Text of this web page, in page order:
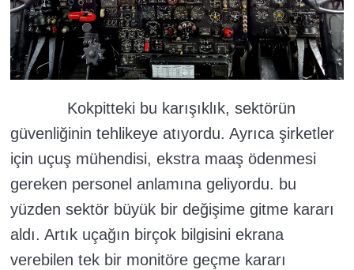
Kokpitteki bu karışıklık, sektörün
güvenliğinin tehlikeye atıyordu. Ayrıca şirketler
için uçuş mühendisi, ekstra maaş ödenmesi
gereken personel anlamına geliyordu. bu
yüzden sektör büyük bir değişime gitme kararı
aldı. Artık uçağın birçok bilgisini ekrana
verebilen tek bir monitöre geçme kararı